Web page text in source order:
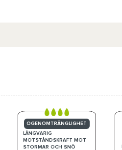
OGENOMTRÄNGLIGHET
LÅNGVARIG
MOTSTÅNDSKRAFT MOT
STORMAR OCH SNÖ